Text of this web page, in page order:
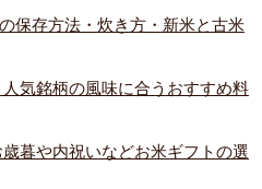
保存方法・炊き方・新米と古米
気銘柄の風味に合うおすすめ料
暮や内祝いなどお米ギフトの選